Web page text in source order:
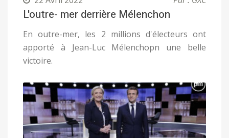
L'outre- mer derrière Mélenchon
En outre-mer, les 2 millions d'électeurs ont
apporté à Jean-Luc Mélenchopn une belle
victoire.